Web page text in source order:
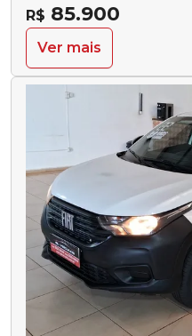
R$ 85.900
Ver mais